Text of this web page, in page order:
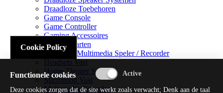
Draadloze Toebehoren
Game Console
Game Controller
Gaming Accessoires
Geluidskaarten
Handheld Multimedia Speler / Recorder
Headsets Vast
Home Theater Systems
Microfoon Vast
Multimedia Consoles
Cookie Policy
Functionele cookies
Deze cookies zorgen dat de site werkt zoals verwacht; Denk aan de taal